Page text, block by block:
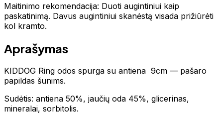
Maitinimo rekomendacija: Duoti augintiniui kaip
paskatinimą. Davus augintiniui skanėstą visada prižiūrėti
kol kramto.
Aprašymas
KIDDOG Ring odos spurga su antiena 9cm — pašaro
papildas šunims.
Sudėtis: antiena 50%, jaučių oda 45%, glicerinas,
mineralai, sorbitolis.